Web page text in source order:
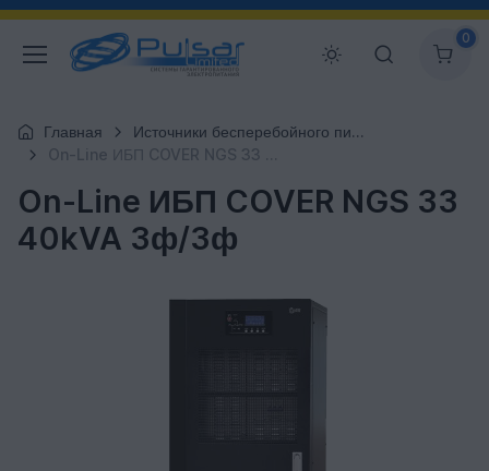
0
Главная
Источники бесперебойного питания
On-Line ИБП COVER NGS 33 40kVA 3ф/3ф
On-Line ИБП COVER NGS 33
40kVA 3ф/3ф